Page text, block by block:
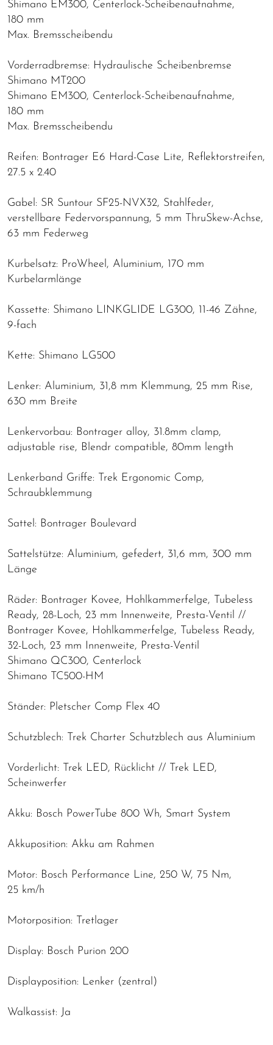
Shimano EM300, Centerlock-Scheibenaufnahme,
180 mm
Max. Bremsscheibendu
Vorderradbremse: Hydraulische Scheibenbremse
Shimano MT200
Shimano EM300, Centerlock-Scheibenaufnahme,
180 mm
Max. Bremsscheibendu
Reifen: Bontrager E6 Hard-Case Lite, Reflektorstreifen,
27.5 x 2.40
Gabel: SR Suntour SF25-NVX32, Stahlfeder,
verstellbare Federvorspannung, 5 mm ThruSkew-Achse,
63 mm Federweg
Kurbelsatz: ProWheel, Aluminium, 170 mm
Kurbelarmlänge
Kassette: Shimano LINKGLIDE LG300, 11-46 Zähne,
9-fach
Kette: Shimano LG500
Lenker: Aluminium, 31,8 mm Klemmung, 25 mm Rise,
630 mm Breite
Lenkervorbau: Bontrager alloy, 31.8mm clamp,
adjustable rise, Blendr compatible, 80mm length
Lenkerband Griffe: Trek Ergonomic Comp,
Schraubklemmung
Sattel: Bontrager Boulevard
Sattelstütze: Aluminium, gefedert, 31,6 mm, 300 mm
Länge
Räder: Bontrager Kovee, Hohlkammerfelge, Tubeless
Ready, 28-Loch, 23 mm Innenweite, Presta-Ventil //
Bontrager Kovee, Hohlkammerfelge, Tubeless Ready,
32-Loch, 23 mm Innenweite, Presta-Ventil
Shimano QC300, Centerlock
Shimano TC500-HM
Ständer: Pletscher Comp Flex 40
Schutzblech: Trek Charter Schutzblech aus Aluminium
Vorderlicht: Trek LED, Rücklicht // Trek LED,
Scheinwerfer
Akku: Bosch PowerTube 800 Wh, Smart System
Akkuposition: Akku am Rahmen
Motor: Bosch Performance Line, 250 W, 75 Nm,
25 km/h
Motorposition: Tretlager
Display: Bosch Purion 200
Displayposition: Lenker (zentral)
Walkassist: Ja